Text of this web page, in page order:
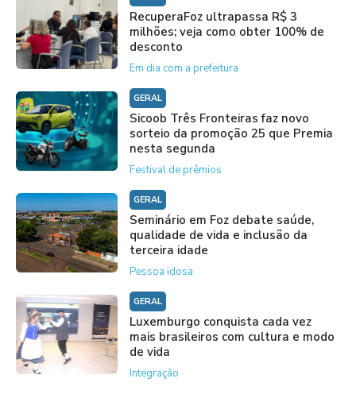
RecuperaFoz ultrapassa R$ 3
milhões; veja como obter 100% de
desconto
Em dia com a prefeitura
GERAL
Sicoob Três Fronteiras faz novo
sorteio da promoção 25 que Premia
nesta segunda
Festival de prêmios
GERAL
Seminário em Foz debate saúde,
qualidade de vida e inclusão da
terceira idade
Pessoa idosa
GERAL
Luxemburgo conquista cada vez
mais brasileiros com cultura e modo
de vida
Integração